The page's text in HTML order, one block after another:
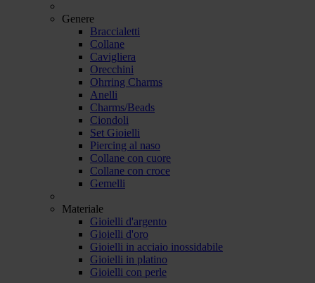
Genere
Braccialetti
Collane
Cavigliera
Orecchini
Ohrring Charms
Anelli
Charms/Beads
Ciondoli
Set Gioielli
Piercing al naso
Collane con cuore
Collane con croce
Gemelli
Materiale
Gioielli d'argento
Gioielli d'oro
Gioielli in acciaio inossidabile
Gioielli in platino
Gioielli con perle